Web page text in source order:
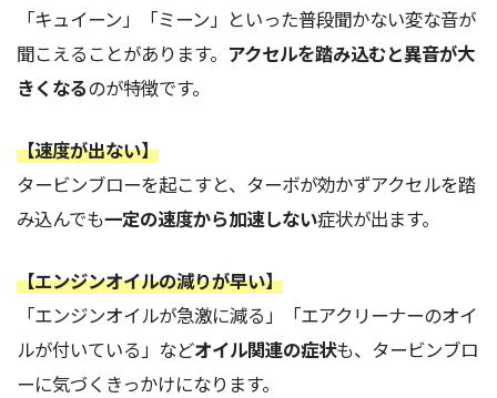
「キュイーン」「ミーン」といった普段聞かない変な音が
聞こえることがあります。 アクセルを踏み込むと異音が大
きくなるのが特徴です。
【速度が出ない】
タービンブローを起こすと、ターボが効かずアクセルを踏
み込んでも一定の速度から加速しない症状が出ます。
【エンジンオイルの減りが早い】
「エンジンオイルが急激に減る」「エアクリーナーのオイ
ルが付いている」などオイル関連の症状も、タービンブロ
ーに気づくきっかけになります。